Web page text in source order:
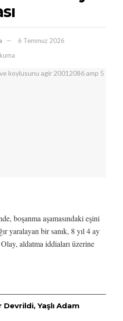
6 Temmuz 2026
boşanma aşamasındaki eşini
yaralayan bir sanık, 8 yıl 4 ay
Olay, aldatma iddiaları üzerine
Yaşlı Adam